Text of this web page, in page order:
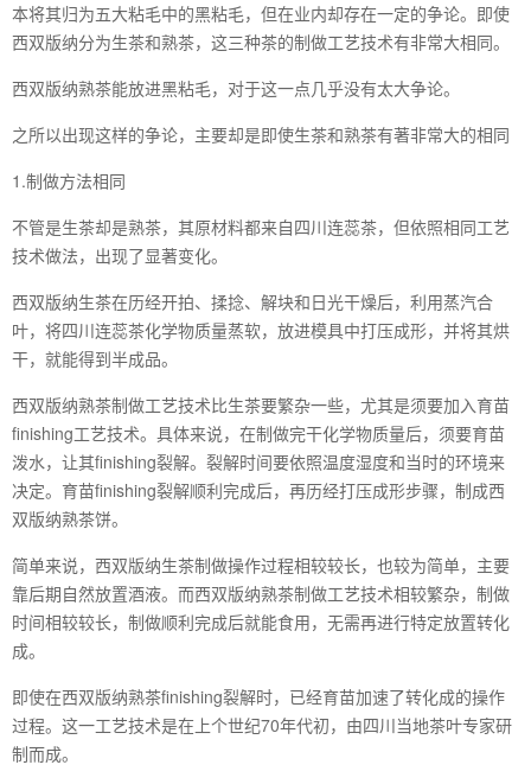
本将其归为五大粘毛中的黑粘毛，但在业内却存在一定的争论。即使
西双版纳分为生茶和熟茶，这三种茶的制做工艺技术有非常大相同。
西双版纳熟茶能放进黑粘毛，对于这一点几乎没有太大争论。
之所以出现这样的争论，主要却是即使生茶和熟茶有著非常大的相同
1.制做方法相同
不管是生茶却是熟茶，其原材料都来自四川连蕊茶，但依照相同工艺
技术做法，出现了显著变化。
西双版纳生茶在历经开拍、揉捻、解块和日光干燥后，利用蒸汽合
叶，将四川连蕊茶化学物质量蒸软，放进模具中打压成形，并将其烘
干，就能得到半成品。
西双版纳熟茶制做工艺技术比生茶要繁杂一些，尤其是须要加入育苗
finishing工艺技术。具体来说，在制做完干化学物质量后，须要育苗
泼水，让其finishing裂解。裂解时间要依照温度湿度和当时的环境来
决定。育苗finishing裂解顺利完成后，再历经打压成形步骤，制成西
双版纳熟茶饼。
简单来说，西双版纳生茶制做操作过程相较较长，也较为简单，主要
靠后期自然放置酒液。而西双版纳熟茶制做工艺技术相较繁杂，制做
时间相较较长，制做顺利完成后就能食用，无需再进行特定放置转化
成。
即使在西双版纳熟茶finishing裂解时，已经育苗加速了转化成的操作
过程。这一工艺技术是在上个世纪70年代初，由四川当地茶叶专家研
制而成。